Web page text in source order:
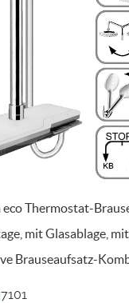
eco Thermostat-
mit Glasablage,
Brauseaufsatz-